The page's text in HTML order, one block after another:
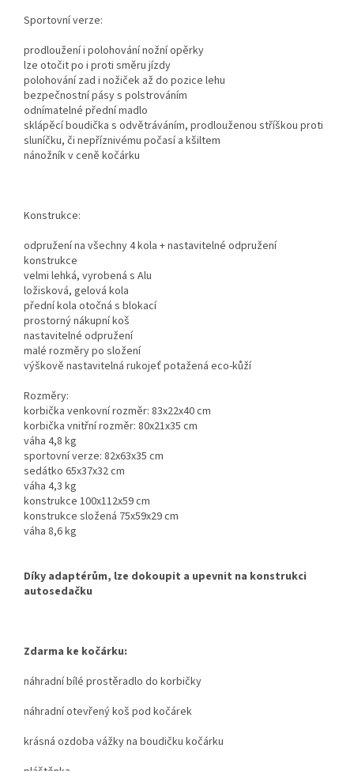
Sportovní verze:
prodloužení i polohování nožní opěrky
lze otočit po i proti směru jízdy
polohování zad i nožiček až do pozice lehu
bezpečnostní pásy s polstrováním
odnímatelné přední madlo
sklápěcí boudička s odvětráváním, prodlouženou stříškou proti
sluníčku, či nepříznivému počasí a kšiltem
nánožník v ceně kočárku
Konstrukce:
odpružení na všechny 4 kola + nastavitelné odpružení
konstrukce
velmi lehká, vyrobená s Alu
ložisková, gelová kola
přední kola otočná s blokací
prostorný nákupní koš
nastavitelné odpružení
malé rozměry po složení
výškově nastavitelná rukojeť potažená eco-kůží
Rozměry:
korbička venkovní rozměr: 83x22x40 cm
korbička vnitřní rozměr: 80x21x35 cm
váha 4,8 kg
sportovní verze: 82x63x35 cm
sedátko 65x37x32 cm
váha 4,3 kg
konstrukce 100x112x59 cm
konstrukce složená 75x59x29 cm
váha 8,6 kg
Díky adaptérům, lze dokoupit a upevnit na konstrukci
autosedačku
Zdarma ke kočárku:
náhradní bílé prostěradlo do korbičky
náhradní otevřený koš pod kočárek
krásná ozdoba vážky na boudičku kočárku